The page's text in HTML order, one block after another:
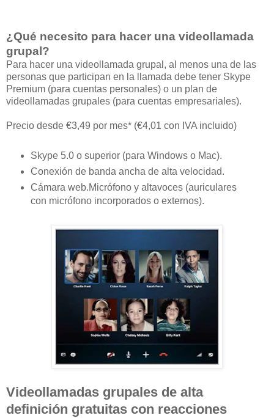
¿Qué necesito para hacer una videollamada
grupal?
Para hacer una videollamada grupal, al menos una de las
personas que participan en la llamada debe tener Skype
Premium (para cuentas personales) o un plan de
videollamadas grupales (para cuentas empresariales).
Precio desde €3,49 por mes* (€4,01 con IVA incluido)
Skype 5.0 o superior (para Windows o Mac).
Conexión de banda ancha de alta velocidad.
Cámara web.Micrófono y altavoces (auriculares
con micrófono incorporados o externos).
Videollamadas grupales de alta
definición gratuitas con reacciones